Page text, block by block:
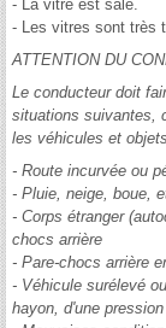
- La vitre est sale.
- Les vitres sont très
ATTENTION DU
Le conducteur doit
situations suivantes,
les véhicules et objets.
- Route incurvée ou
- Pluie, neige, boue,
- Corps étranger
chocs arrière
- Pare-chocs arrière
- Véhicule surélevé
hayon, d'une